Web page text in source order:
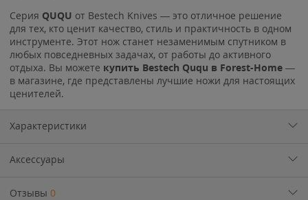
Серия QUQU от Bestech Knives — это отличное решение
для тех, кто ценит качество, стиль и практичность в одном
инструменте. Этот нож станет незаменимым спутником в
любых повседневных задачах, от работы до активного
отдыха. Вы можете купить Bestech Ququ в Forest-Home —
в магазине, где представлены лучшие ножи для настоящих
ценителей.
Характеристики
Аксессуары
Отзывы 0